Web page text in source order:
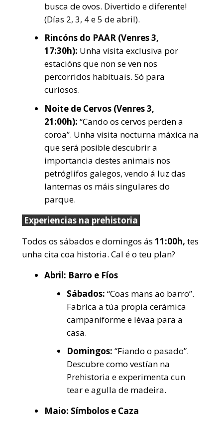
busca de ovos. Divertido e diferente!
(Días 2, 3, 4 e 5 de abril).
Rincóns do PAAR (Venres 3,
17:30h): Unha visita exclusiva por
estacións que non se ven nos
percorridos habituais. Só para
curiosos.
Noite de Cervos (Venres 3,
21:00h): “Cando os cervos perden a
coroa”. Unha visita nocturna máxica na
que será posible descubrir a
importancia destes animais nos
petróglifos galegos, vendo á luz das
lanternas os máis singulares do
parque.
Experiencias na prehistoria
Todos os sábados e domingos ás 11:00h, tes
unha cita coa historia. Cal é o teu plan?
Abril: Barro e Fíos
Sábados: “Coas mans ao barro”.
Fabrica a túa propia cerámica
campaniforme e lévaa para a
casa.
Domingos: “Fiando o pasado”.
Descubre como vestían na
Prehistoria e experimenta cun
tear e agulla de madeira.
Maio: Símbolos e Caza